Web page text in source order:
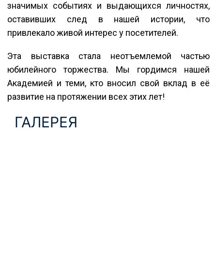
значимых событиях и выдающихся личностях,
оставивших след в нашей истории, что
привлекало живой интерес у посетителей.
Эта выставка стала неотъемлемой частью
юбилейного торжества. Мы гордимся нашей
Академией и теми, кто вносил свой вклад в её
развитие на протяжении всех этих лет!
ГАЛЕРЕЯ